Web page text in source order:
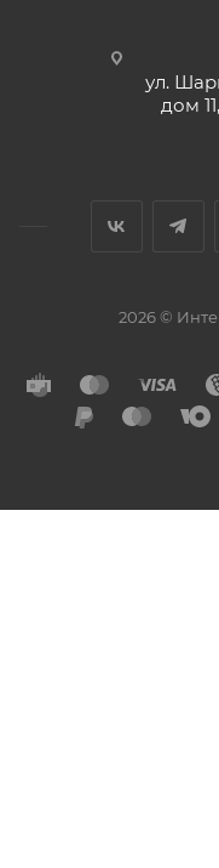
ул.
дом
2026 ©